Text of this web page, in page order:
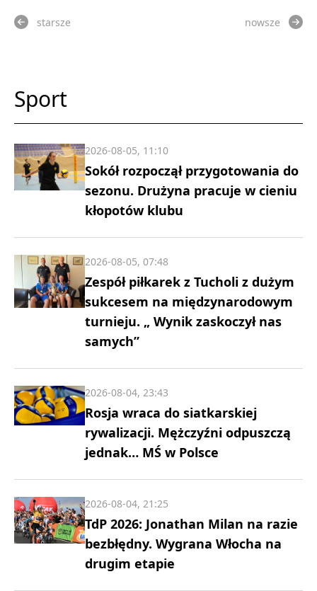
starsze nowsze
Sport
Sokół rozpoczął przygotowania do
sezonu. Drużyna pracuje w cieniu
kłopotów klubu
2026-08-05, 11:10
Zespół piłkarek z Tucholi z dużym
sukcesem na międzynarodowym
turnieju. „ Wynik zaskoczył nas
samych”
2026-08-05, 07:48
Rosja wraca do siatkarskiej
rywalizacji. Mężczyźni odpuszczą
jednak… MŚ w Polsce
2026-08-04, 23:43
TdP 2026: Jonathan Milan na razie
bezbłędny. Wygrana Włocha na
drugim etapie
2026-08-04, 21:25